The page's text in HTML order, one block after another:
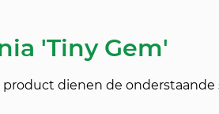
'Tiny Gem'
dienen de